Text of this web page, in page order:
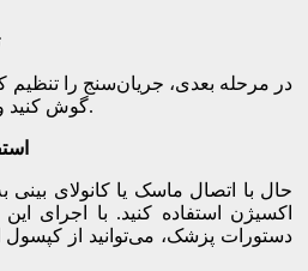
در مرحله بعدی، جریان‌سنج را تنظیم
گوش کنید و عدد فلومتر را تنظیم نمایید.
حال با اتصال ماسک یا کانولای بینی
اکسیژن استفاده کنید. با اجرای
دستورات پزشک، می‌توانید از کپسول